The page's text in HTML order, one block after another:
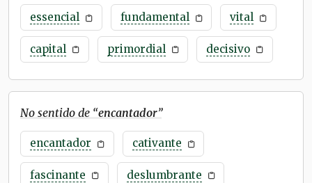
essencial fundamental vital
capital primordial decisivo
No sentido de “encantador”
encantador cativante
fascinante deslumbrante